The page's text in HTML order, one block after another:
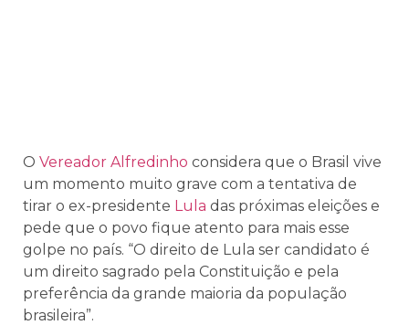
O Vereador Alfredinho considera que o Brasil vive
um momento muito grave com a tentativa de
tirar o ex-presidente Lula das próximas eleições e
pede que o povo fique atento para mais esse
golpe no país. “O direito de Lula ser candidato é
um direito sagrado pela Constituição e pela
preferência da grande maioria da população
brasileira”.